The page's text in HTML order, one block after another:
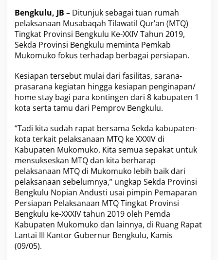
u
s
a
b
a
q
h
i
l
a
a
i
l
Q
u
r
a
n
(
M
T
Q
Bengkulu, JB – Ditunjuk sebagai tuan rumah
pelaksanaan Musabaqah Tilawatil Qur’an (MTQ)
Tingkat Provinsi Bengkulu Ke-XXIV Tahun 2019,
Sekda Provinsi Bengkulu meminta Pemkab
Mukomuko fokus terhadap berbagai persiapan.
Kesiapan tersebut mulai dari fasilitas, sarana-
prasarana kegiatan hingga kesiapan penginapan/
home stay bagi para kontingen dari 8 kabupaten 1
kota serta tamu dari Pemprov Bengkulu.
“Tadi kita sudah rapat bersama Sekda kabupaten-
kota terkait pelaksanaan MTQ ke XXXIV di
Kabupaten Mukomuko. Kita semua sepakat untuk
mensukseskan MTQ dan kita berharap
pelaksanaan MTQ di Mukomuko lebih baik dari
pelaksanaan sebelumnya,” ungkap Sekda Provinsi
Bengkulu Nopian Andusti usai pimpin Pemaparan
Persiapan Pelaksanaan MTQ Tingkat Provinsi
Bengkulu ke-XXXIV tahun 2019 oleh Pemda
Kabupaten Mukomuko dan lainnya, di Ruang Rapat
Lantai III Kantor Gubernur Bengkulu, Kamis
(09/05).